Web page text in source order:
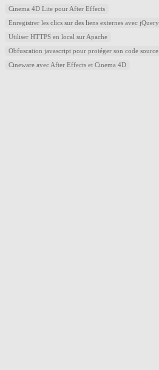
Cinema 4D Lite pour After Effects
Enregistrer les clics sur des liens externes avec jQuery
Utiliser HTTPS en local sur Apache
Obfuscation javascript pour protéger son code source
Cineware avec After Effects et Cinema 4D